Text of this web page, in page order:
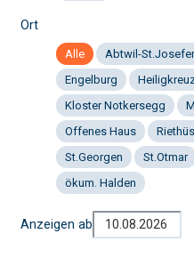
Ort
Alle Abtwil-
Engelburg
Kloster Notkersegg
Offenes Haus
St.Georgen
St.Otmar
ökum. Halden
Anzeigen ab